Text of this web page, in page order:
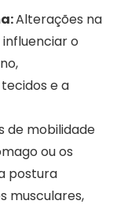
Alterações na
o
e a
de mobilidade
ou os
postura
musculares,